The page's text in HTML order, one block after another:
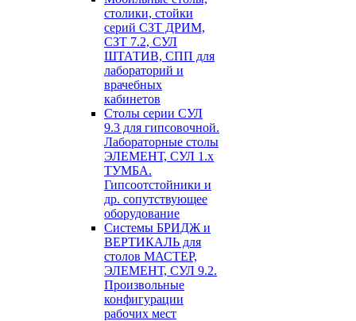
столики, стойки
серий СЗТ ДРИМ,
СЗТ 7.2, СУЛ
ШТАТИВ, СПП для
лабораторий и
врачебных
кабинетов
Столы серии СУЛ
9.3 для гипсовочной.
Лабораторные столы
ЭЛЕМЕНТ, СУЛ 1.х
ТУМБА.
Гипсоотстойники и
др. сопутствующее
оборудование
Системы БРИДЖ и
ВЕРТИКАЛЬ для
столов МАСТЕР,
ЭЛЕМЕНТ, СУЛ 9.2.
Произвольные
конфигурации
рабочих мест